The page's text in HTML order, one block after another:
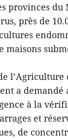
provinces du
près de
maisons
l’Agriculture
a demandé
à la
et
de